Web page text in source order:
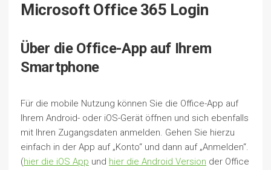
Microsoft Office 365 Login
Über die Office-App auf Ihrem
Smartphone
Für die mobile Nutzung können Sie die Office-App auf
Ihrem Android- oder iOS-Gerät öffnen und sich ebenfalls
mit Ihren Zugangsdaten anmelden. Gehen Sie hierzu
einfach in der App auf „Konto“ und dann auf „Anmelden“.
(hier die iOS App und hier die Android Version der Office